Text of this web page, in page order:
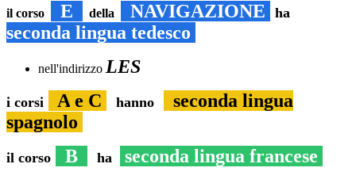
il corso E della NAVIGAZIONE ha
seconda lingua tedesco
nell'indirizzo LES
i corsi A e C hanno
seconda lingua
spagnolo
il corso B ha seconda lingua francese